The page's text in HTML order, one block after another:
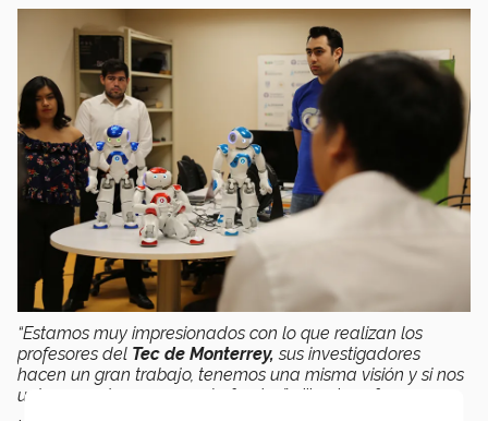
“Estamos muy impresionados con lo que realizan los
profesores del Tec de Monterrey, sus investigadores
hacen un gran trabajo, tenemos una misma visión y si nos
unimos, podremos ser más fuertes”, dijo el profesor.